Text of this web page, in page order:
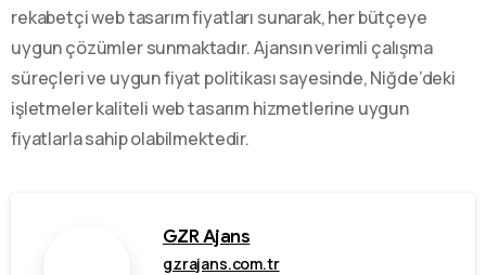
rekabetçi web tasarım fiyatları sunarak, her bütçeye
uygun çözümler sunmaktadır. Ajansın verimli çalışma
süreçleri ve uygun fiyat politikası sayesinde, Niğde’deki
işletmeler kaliteli web tasarım hizmetlerine uygun
fiyatlarla sahip olabilmektedir.
GZR Ajans
gzrajans.com.tr